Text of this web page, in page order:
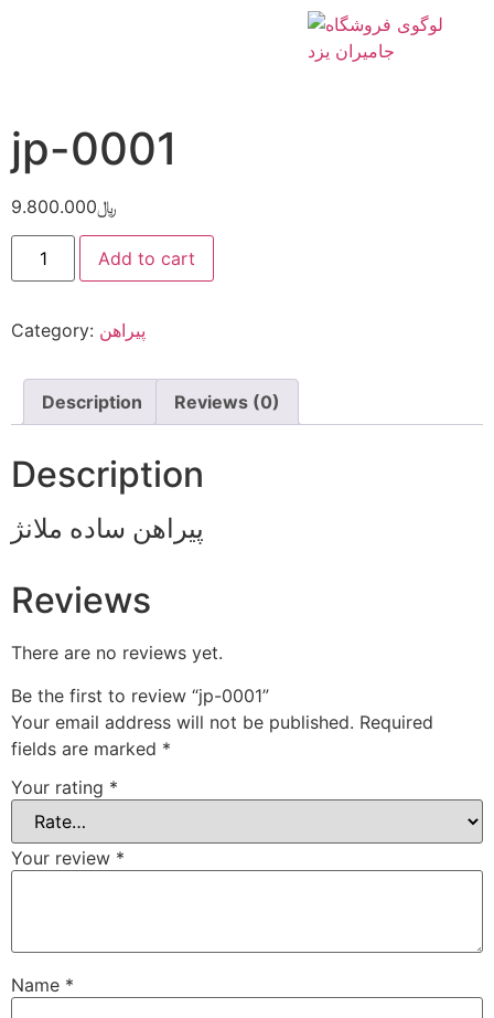
jp-0001
﷼9.800.000
Add to cart
Category: پیراهن
Description Reviews (0)
Description
پیراهن ساده ملانژ
Reviews
There are no reviews yet.
Be the first to review “jp-0001”
Your email address will not be published. Required
fields are marked *
Your rating *
Your review *
Name *